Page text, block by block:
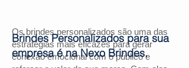
Os brindes personalizados são uma das
estratégias mais eficazes para gerar
conexão emocional com o público e
Brindes Personalizados para sua
empresa é na Nexo Brindes.